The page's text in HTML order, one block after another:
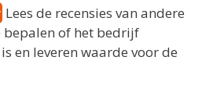
Lees de recensies van andere
bepalen of het bedrijf
en leveren waarde voor de